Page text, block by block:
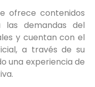
ofrece contenidos
las demandas del
y cuentan con el
a través de su
una experiencia de